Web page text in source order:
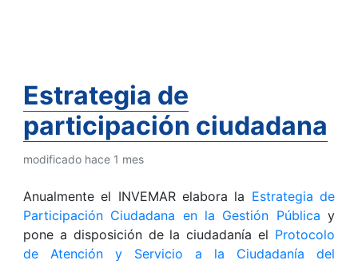
Estrategia de
participación ciudadana
modificado hace 1 mes
Anualmente el INVEMAR elabora la Estrategia de
Participación Ciudadana en la Gestión Pública y
pone a disposición de la ciudadanía el Protocolo
de Atención y Servicio a la Ciudadanía del